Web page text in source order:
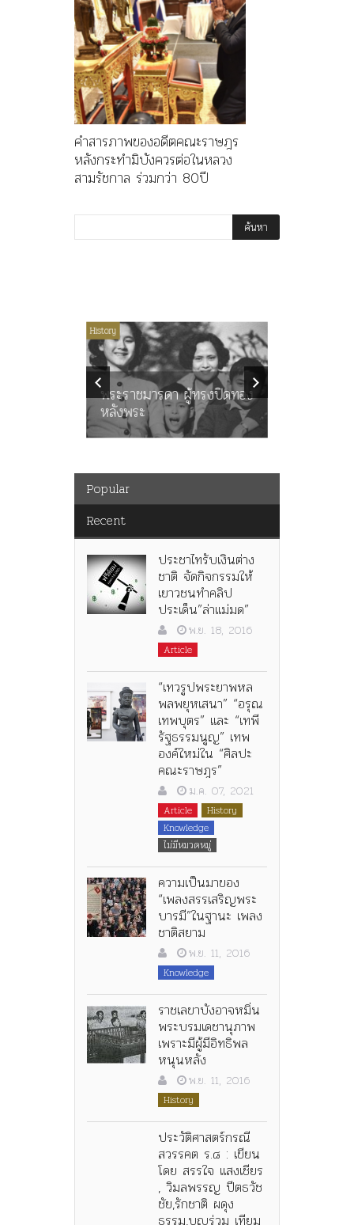
คำสารภาพของอดีตคณะราษฎร
หลังกระทำมิบังควรต่อในหลวง
สามรัชกาล ร่วมกว่า 80ปี
History
พระราชมารดา ผู้ทรงปิดทอง
หลังพระ
Popular
Recent
ประชาไทรับเงินต่าง
ชาติ จัดกิจกรรมให้
เยาวชนทำคลิป
ประเด็น”ล่าแม่มด”
พ.ย. 18, 2016
Article
“เทวรูปพระยาพหล
พลพยุหเสนา” “อรุณ
เทพบุตร” และ “เทพี
รัฐธรรมนูญ” เทพ
องค์ใหม่ใน “ศิลปะ
คณะราษฎร”
ม.ค. 07, 2021
Article
History
Knowledge
ไม่มีหมวดหมู่
ความเป็นมาของ
“เพลงสรรเสริญพระ
บารมี”ในฐานะ เพลง
ชาติสยาม
พ.ย. 11, 2016
Knowledge
ราชเลขาบังอาจหมิ่น
พระบรมเดชานุภาพ
เพราะมีผู้มีอิทธิพล
หนุนหลัง
พ.ย. 11, 2016
History
ประวัติศาสตร์กรณี
สวรรคต ร.๘ : เขียน
โดย สรรใจ แสงเชียร
, วิมลพรรญ ปีตธวัช
ชัย,รักชาติ ผดุง
ธรรม,บุญร่วม เทียม